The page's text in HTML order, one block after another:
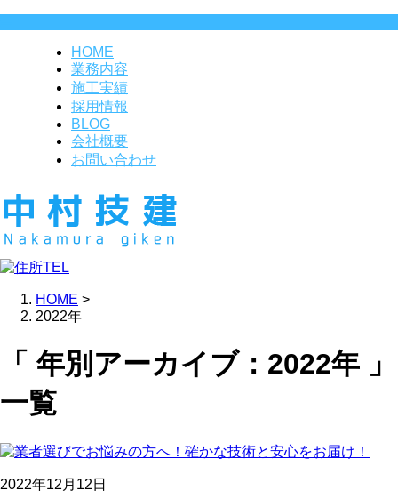
HOME
業務内容
施工実績
採用情報
BLOG
会社概要
お問い合わせ
HOME >
2022年
「 年別アーカイブ：2022年 」
一覧
2022年12月12日